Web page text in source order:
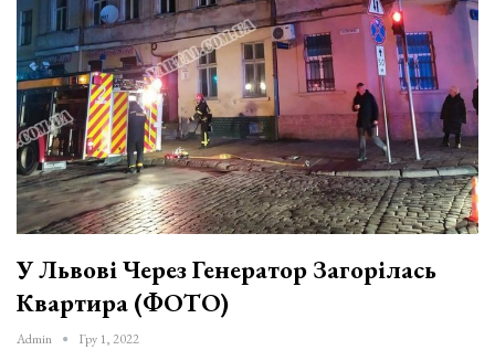
У Львові Через Генератор Загорілась
Квартира (ФОТО)
Admin Гру 1, 2022